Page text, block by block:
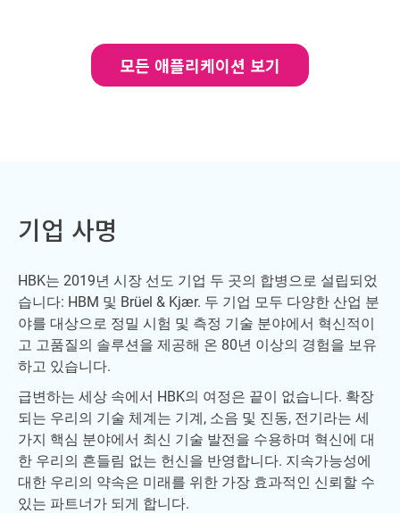
모든 애플리케이션 보기
기업 사명
HBK는 2019년 시장 선도 기업 두 곳의 합병으로 설립되었
습니다: HBM 및 Brüel & Kjær. 두 기업 모두 다양한 산업 분
야를 대상으로 정밀 시험 및 측정 기술 분야에서 혁신적이
고 고품질의 솔루션을 제공해 온 80년 이상의 경험을 보유
하고 있습니다.
급변하는 세상 속에서 HBK의 여정은 끝이 없습니다. 확장
되는 우리의 기술 체계는 기계, 소음 및 진동, 전기라는 세
가지 핵심 분야에서 최신 기술 발전을 수용하며 혁신에 대
한 우리의 흔들림 없는 헌신을 반영합니다. 지속가능성에
대한 우리의 약속은 미래를 위한 가장 효과적인 신뢰할 수
있는 파트너가 되게 합니다.